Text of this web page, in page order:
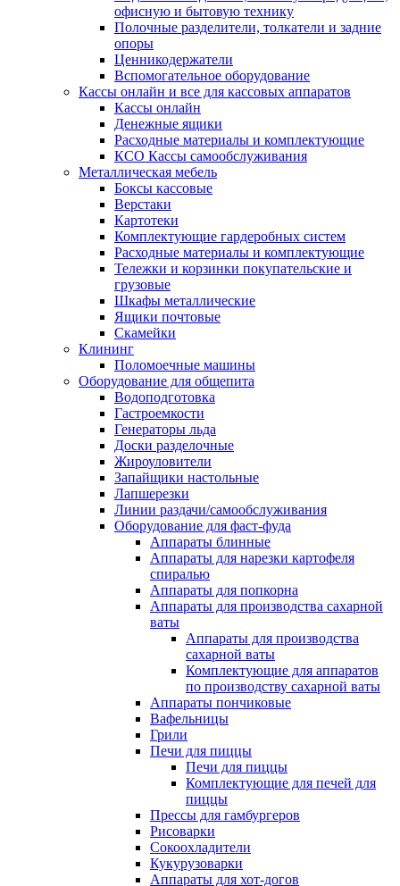
офисную и бытовую технику
Полочные разделители, толкатели и задние
опоры
Ценникодержатели
Вспомогательное оборудование
Кассы онлайн и все для кассовых аппаратов
Кассы онлайн
Денежные ящики
Расходные материалы и комплектующие
КСО Кассы самообслуживания
Металлическая мебель
Боксы кассовые
Верстаки
Картотеки
Комплектующие гардеробных систем
Расходные материалы и комплектующие
Тележки и корзинки покупательские и
грузовые
Шкафы металлические
Ящики почтовые
Скамейки
Клининг
Поломоечные машины
Оборудование для общепита
Водоподготовка
Гастроемкости
Генераторы льда
Доски разделочные
Жироуловители
Запайщики настольные
Лапшерезки
Линии раздачи/самообслуживания
Оборудование для фаст-фуда
Аппараты блинные
Аппараты для нарезки картофеля
спиралью
Аппараты для попкорна
Аппараты для производства сахарной
ваты
Аппараты для производства
сахарной ваты
Комплектующие для аппаратов
по производству сахарной ваты
Аппараты пончиковые
Вафельницы
Грили
Печи для пиццы
Печи для пиццы
Комплектующие для печей для
пиццы
Прессы для гамбургеров
Рисоварки
Сокоохладители
Кукурузоварки
Аппараты для хот-догов